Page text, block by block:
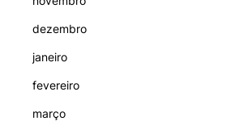
dezembro
janeiro
fevereiro
março